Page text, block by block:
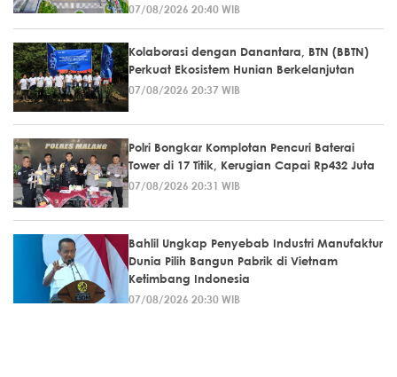
07/08/2026 20:40 WIB
Kolaborasi dengan Danantara, BTN (BBTN)
Perkuat Ekosistem Hunian Berkelanjutan
07/08/2026 20:37 WIB
Polri Bongkar Komplotan Pencuri Baterai
Tower di 17 Titik, Kerugian Capai Rp432 Juta
07/08/2026 20:31 WIB
Bahlil Ungkap Penyebab Industri Manufaktur
Dunia Pilih Bangun Pabrik di Vietnam
Ketimbang Indonesia
07/08/2026 20:30 WIB